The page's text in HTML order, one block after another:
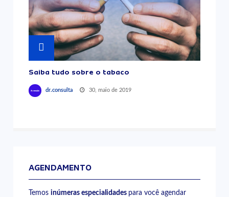
Saiba tudo sobre o tabaco
dr.consulta 30, maio de 2019
AGENDAMENTO
Temosinúmeras especialidades para você agendar